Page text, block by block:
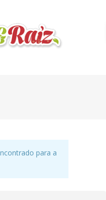
para a